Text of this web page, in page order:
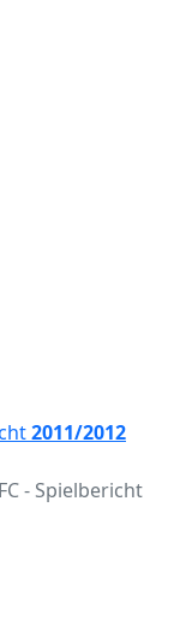
2011/2012
- Spielbericht